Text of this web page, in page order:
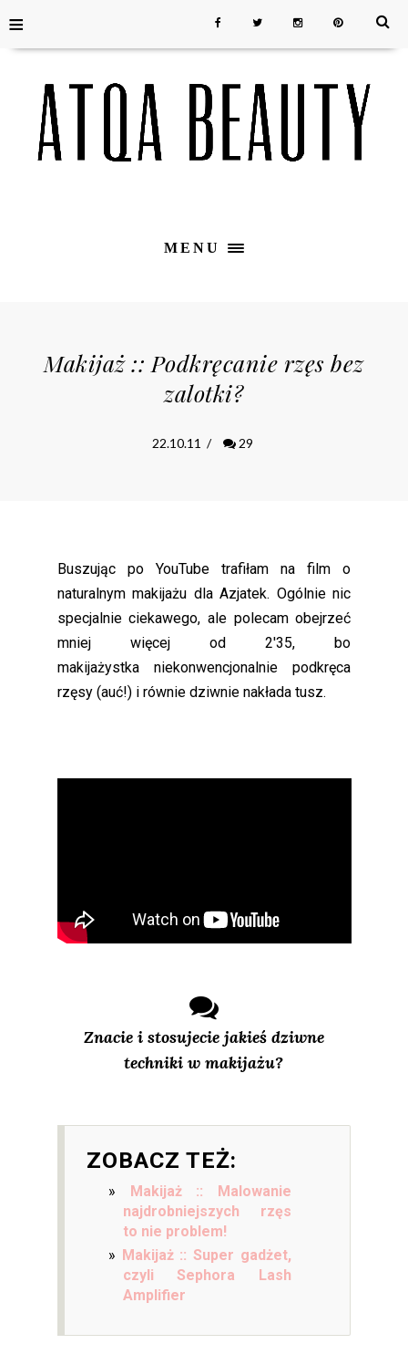
≡
MENU
Makijaż :: Podkręcanie rzęs bez
zalotki?
22.10.11 / 29
Buszując po YouTube trafiłam na film o
naturalnym makijażu dla Azjatek. Ogólnie nic
specjalnie ciekawego, ale polecam obejrzeć
mniej więcej od 2'35, bo
makijażystka niekonwencjonalnie podkręca
rzęsy (auć!) i równie dziwnie nakłada tusz.
Znacie i stosujecie jakieś dziwne
techniki w makijażu?
ZOBACZ TEŻ:
Makijaż :: Malowanie
najdrobniejszych rzęs
to nie problem!
Makijaż :: Super gadżet,
czyli Sephora Lash
Amplifier